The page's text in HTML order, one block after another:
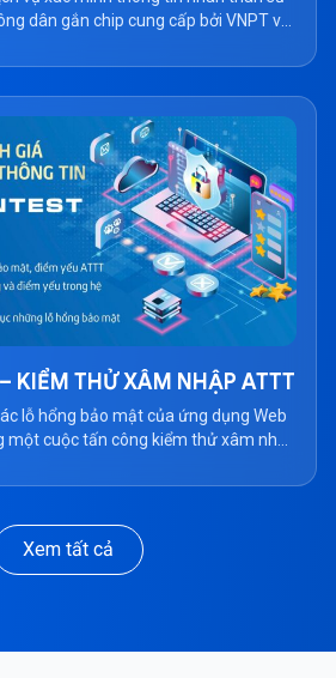
dân gắn chip cung cấp bởi VNPT và
dữ liệu dân cư và căn cước công dân,
cận, xác thực thông tin nhân thân qua
liệu dân cư quốc gia.
KIỂM THỬ XÂM NHẬP ATTT
lỗ hổng bảo mật của ứng dụng Web
một cuộc tấn công kiểm thử xâm nhập
Xem tất cả